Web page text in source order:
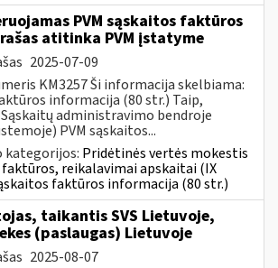
PVM sąskaitos faktūros
atitinka PVM įstatyme
2025-07-09
KM3257 Ši informacija skelbiama:
informacija (80 str.) Taip,
administravimo bendroje
PVM sąskaitos...
kategorijos: Pridėtinės vertės mokestis
faktūros, reikalavimai apskaitai (IX
faktūros informacija (80 str.)
taikantis SVS Lietuvoje,
(paslaugas) Lietuvoje
2025-08-07